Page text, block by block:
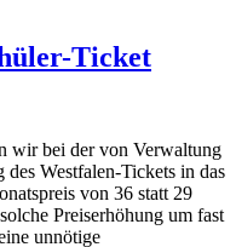
Ticket
wir bei der von Verwaltung
Westfalen-Tickets in das
von 36 statt 29
Preiserhöhung um fast
unnötige